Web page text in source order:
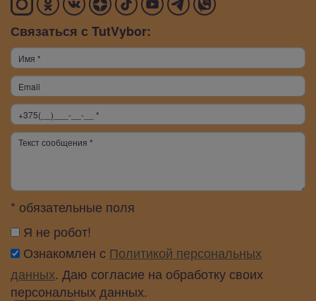
Связаться с TutVybor:
* обязательные поля
Я не робот!
Ознакомлен с Политикой персональных
данных. Даю согласие на обработку своих
персональных данных.